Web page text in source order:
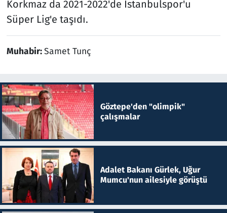
Korkmaz da 2021-2022'de İstanbulspor'u
Süper Lig'e taşıdı.
Muhabir:Samet Tunç
Göztepe'den "olimpik"
çalışmalar
Adalet Bakanı Gürlek, Uğur
Mumcu'nun ailesiyle görüştü